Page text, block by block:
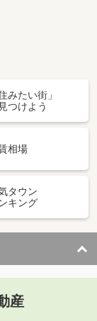
目
住みたい街」
つけよう
相場
タウン
キング
産